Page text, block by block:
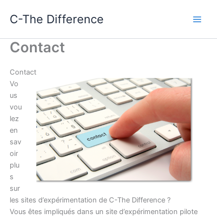
C-The Difference
Contact
Contact
Vo
us
vou
lez
en
sav
oir
plu
s
sur
les sites d’expérimentation de C-The Difference ?
Vous êtes impliqués dans un site d’expérimentation pilote